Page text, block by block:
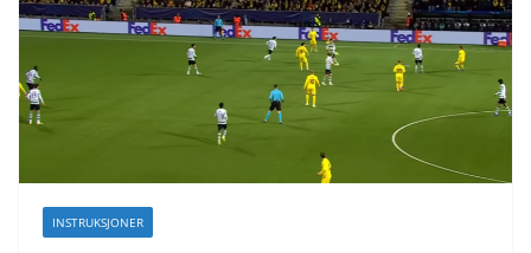
INSTRUKSJONER